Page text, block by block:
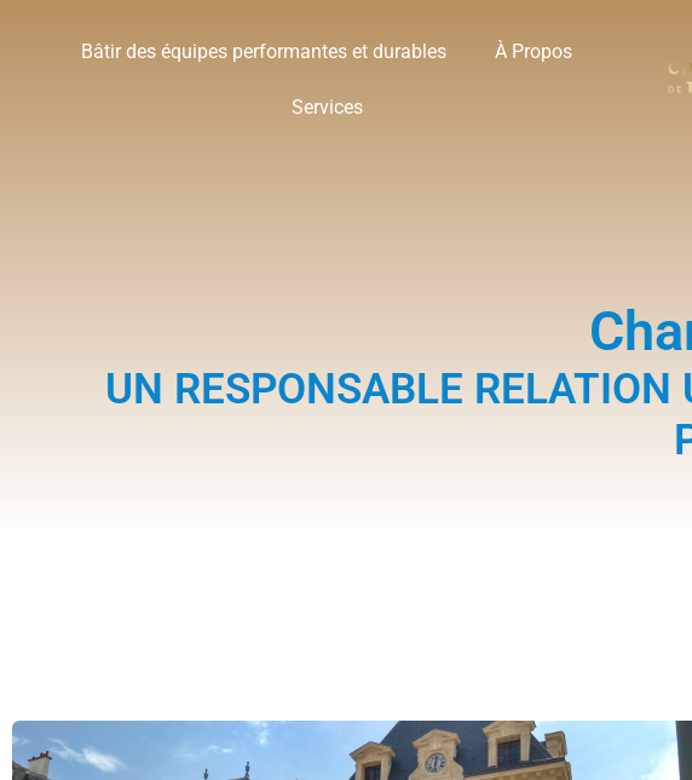
Bâtir des équipes performantes et durables À Propos
Services
UN RESPONSABLE